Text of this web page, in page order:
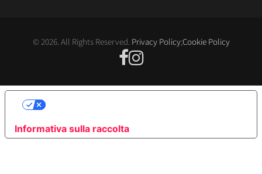
© 2026. All Rights Reserved. Privacy Policy;Cookie Policy
Informativa sulla raccolta